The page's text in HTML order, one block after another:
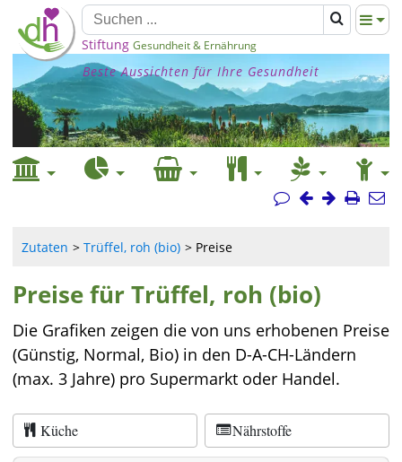
Stiftung Gesundheit & Ernährung
Beste Aussichten für Ihre Gesundheit
Zutaten Trüffel, roh (bio) Preise
Preise für Trüffel, roh (bio)
Die Grafiken zeigen die von uns erhobenen Preise
(Günstig, Normal, Bio) in den D-A-CH-Ländern
(max. 3 Jahre) pro Supermarkt oder Handel.
Küche Nährstoffe